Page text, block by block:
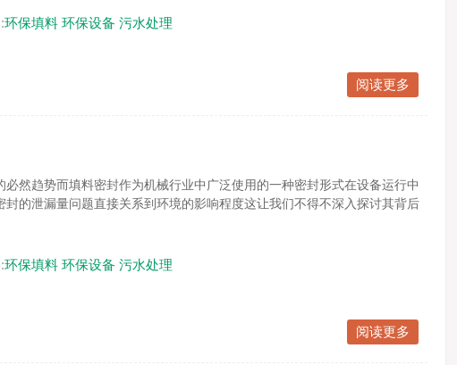
环保填料 环保设备 污水处理
阅读更多
必然趋势而填料密封作为机械行业中广泛使用的一种密封形式在设备运行中
封的泄漏量问题直接关系到环境的影响程度这让我们不得不深入探讨其背后
环保填料 环保设备 污水处理
阅读更多